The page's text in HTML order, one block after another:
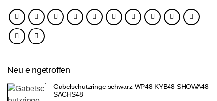
Neu eingetroffen
Gabelschutzringe schwarz WP48 KYB48 SHOWA48
SACHS48